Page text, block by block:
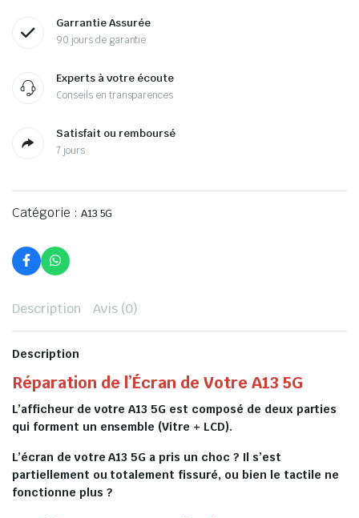
Garrantie Assurée
90 jours de garantie
Experts à votre écoute
Conseils en transparences
Satisfait ou remboursé
7 jours
Catégorie : A13 5G
Description Avis (0)
Description
Réparation de l’Écran de Votre A13 5G
L’afficheur de votre A13 5G est composé de deux parties
qui forment un ensemble (Vitre + LCD).
L’écran de votre A13 5G a pris un choc ? Il s’est
partiellement ou totalement fissuré, ou bien le tactile ne
fonctionne plus ?